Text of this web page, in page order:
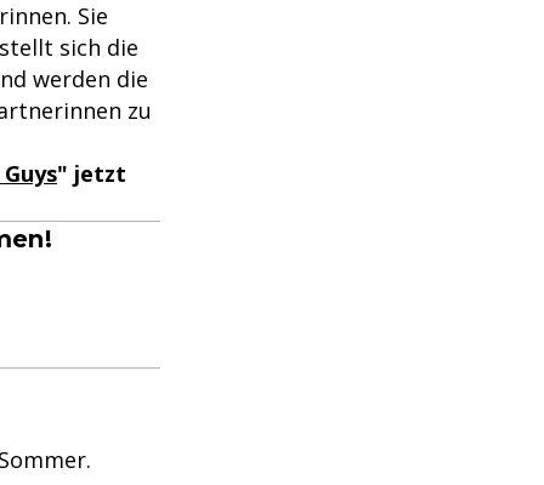
Sie
sich die
werden die
zu
" jetzt